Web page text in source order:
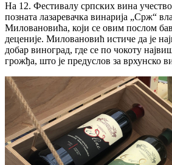
На 12. Фестивалу српских вина
позната лазаревачка винарија „Срж“
Миловановића, који се овим послом
деценије. Миловановић истиче да је
добар виноград, где се по чокоту
грожђа, што је предуслов за врхунско